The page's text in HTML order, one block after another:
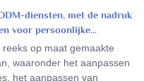
diensten, met de nadruk
voor persoonlijke
reeks op maat gemaakte
waaronder het aanpassen
het aanpassen van